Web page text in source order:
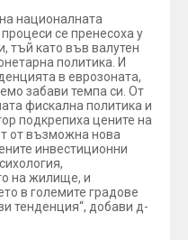
националната
се пренесоха у
тъй като във валутен
политика. И
в еврозоната,
забави темпа си. От
фискална политика и
подкрепиха цените на
от възможна нова
инвестиционни
на жилище, и
в големите градове
тенденция“, добави д-